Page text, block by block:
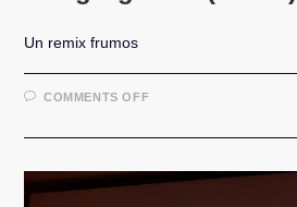
Un remix frumos
COMMENTS OFFON
RIVA
THE
HANGING